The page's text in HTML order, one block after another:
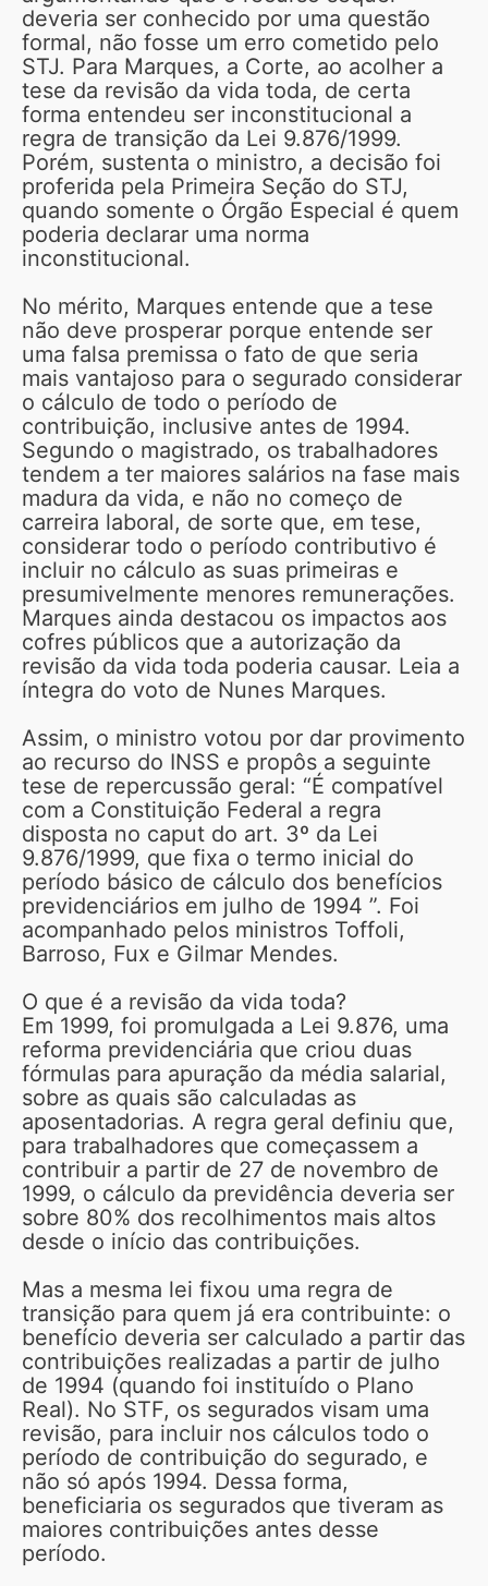
deveria ser conhecido por uma questão
formal, não fosse um erro cometido pelo
STJ. Para Marques, a Corte, ao acolher a
tese da revisão da vida toda, de certa
forma entendeu ser inconstitucional a
regra de transição da Lei 9.876/1999.
Porém, sustenta o ministro, a decisão foi
proferida pela Primeira Seção do STJ,
quando somente o Órgão Especial é quem
poderia declarar uma norma
inconstitucional.
No mérito, Marques entende que a tese
não deve prosperar porque entende ser
uma falsa premissa o fato de que seria
mais vantajoso para o segurado considerar
o cálculo de todo o período de
contribuição, inclusive antes de 1994.
Segundo o magistrado, os trabalhadores
tendem a ter maiores salários na fase mais
madura da vida, e não no começo de
carreira laboral, de sorte que, em tese,
considerar todo o período contributivo é
incluir no cálculo as suas primeiras e
presumivelmente menores remunerações.
Marques ainda destacou os impactos aos
cofres públicos que a autorização da
revisão da vida toda poderia causar. Leia a
íntegra do voto de Nunes Marques.
Assim, o ministro votou por dar provimento
ao recurso do INSS e propôs a seguinte
tese de repercussão geral: “É compatível
com a Constituição Federal a regra
disposta no caput do art. 3º da Lei
9.876/1999, que fixa o termo inicial do
período básico de cálculo dos benefícios
previdenciários em julho de 1994 ”. Foi
acompanhado pelos ministros Toffoli,
Barroso, Fux e Gilmar Mendes.
O que é a revisão da vida toda?
Em 1999, foi promulgada a Lei 9.876, uma
reforma previdenciária que criou duas
fórmulas para apuração da média salarial,
sobre as quais são calculadas as
aposentadorias. A regra geral definiu que,
para trabalhadores que começassem a
contribuir a partir de 27 de novembro de
1999, o cálculo da previdência deveria ser
sobre 80% dos recolhimentos mais altos
desde o início das contribuições.
Mas a mesma lei fixou uma regra de
transição para quem já era contribuinte: o
benefício deveria ser calculado a partir das
contribuições realizadas a partir de julho
de 1994 (quando foi instituído o Plano
Real). No STF, os segurados visam uma
revisão, para incluir nos cálculos todo o
período de contribuição do segurado, e
não só após 1994. Dessa forma,
beneficiaria os segurados que tiveram as
maiores contribuições antes desse
período.